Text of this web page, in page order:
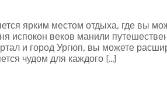
ярким местом отдыха, где вы
веков манили
и город Ургюп, вы можете
чудом для каждого […]